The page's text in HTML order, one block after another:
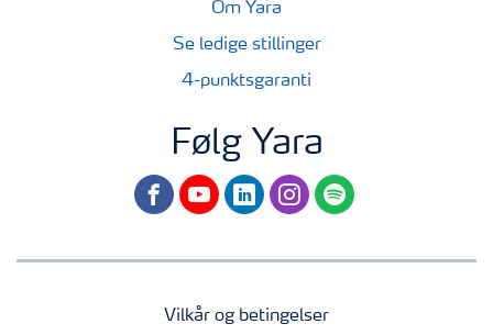
Om Yara
Se ledige stillinger
4-punktsgaranti
Følg Yara
facebookyoutubelinkedininstagram
spotify
Vilkår og betingelser